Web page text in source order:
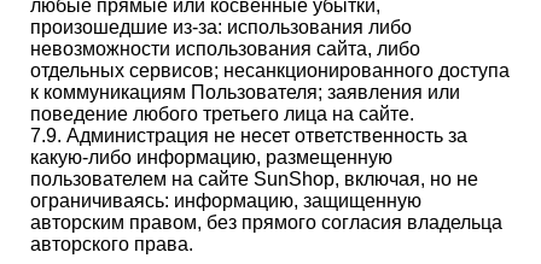
любые прямые или косвенные убытки,
произошедшие из-за: использования либо
невозможности использования сайта, либо
отдельных сервисов; несанкционированного доступа
к коммуникациям Пользователя; заявления или
поведение любого третьего лица на сайте.
7.9. Администрация не несет ответственность за
какую-либо информацию, размещенную
пользователем на сайте SunShop, включая, но не
ограничиваясь: информацию, защищенную
авторским правом, без прямого согласия владельца
авторского права.